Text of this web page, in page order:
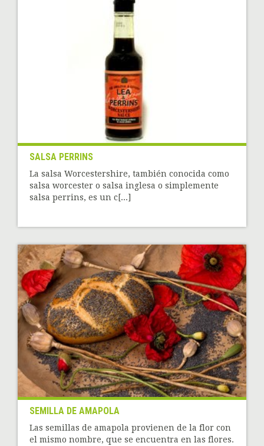
SALSA PERRINS
La salsa Worcestershire, también conocida como
salsa worcester o salsa inglesa o simplemente
salsa perrins, es un c[...]
SEMILLA DE AMAPOLA
Las semillas de amapola provienen de la flor con
el mismo nombre, que se encuentra en las flores.